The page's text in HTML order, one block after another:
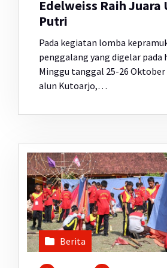
Edelweiss Raih Juara
Putri
Pada kegiatan lomba
penggalang yang digelar pada
Minggu tanggal 25-26 Oktober
alun Kutoarjo,…
Berita